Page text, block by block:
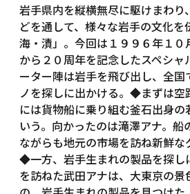
岩手県内を縦横無尽に駆けまわり
どを通して、様々な岩手の文化を
海・漬」。今回は１９９６年１
から２０周年を記念したスペシャ
ーター陣は岩手を飛び出し、全
ノを探しに出かける。◆まずは空
には貨物船に乗り組む釜石出身の
いう。向かったのは滝澤アナ。船
ながらも地元の市場を訪ね新鮮な
◆一方、岩手生まれの製品を探し
を訪ねた武田アナは、大東京の景